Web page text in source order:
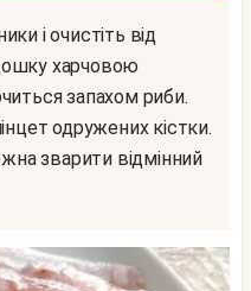
харчовою
запахом риби.
одружених кістки.
зварити відмінний